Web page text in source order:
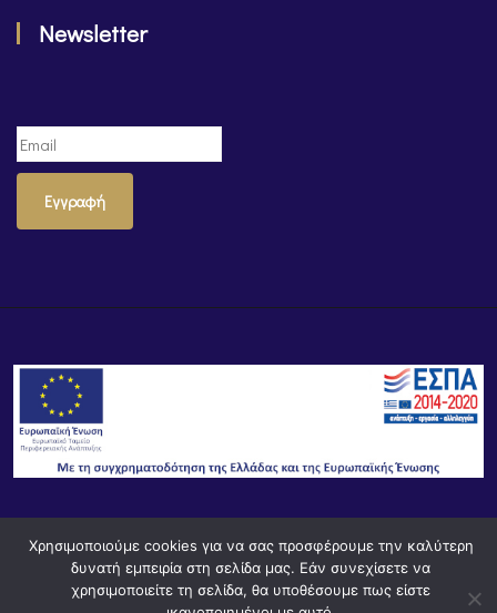
Newsletter
Εγγραφή
© Powered byKnowledge AE
Χρησιμοποιούμε cookies για να σας προσφέρουμε την καλύτερη
δυνατή εμπειρία στη σελίδα μας. Εάν συνεχίσετε να
χρησιμοποιείτε τη σελίδα, θα υποθέσουμε πως είστε